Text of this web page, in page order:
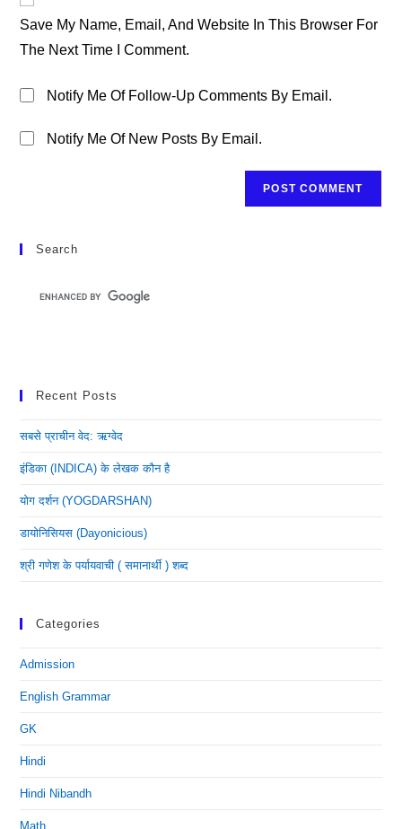
URL
(optional)
Save My Name, Email, And Website In This Browser For
The Next Time I Comment.
Notify Me Of Follow-Up Comments By Email.
Notify Me Of New Posts By Email.
Search
Recent Posts
सबसे प्राचीन वेद: ऋग्वेद
इंडिका (INDICA) के लेखक कौन है
योग दर्शन (YOGDARSHAN)
डायोनिसियस (dayonicious)
श्री गणेश के पर्यायवाची ( समानार्थी ) शब्द
Categories
Admission
English Grammar
GK
Hindi
Hindi Nibandh
Math